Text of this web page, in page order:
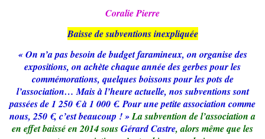
Coralie Pierre
Baisse de subventions inexpliquée
« On n’a pas besoin de budget faramineux, on organise des
expositions, on achète chaque année des gerbes pour les
commémorations, quelques boissons pour les pots de
l’association… Mais à l’heure actuelle, nos subventions sont
passées de 1 250 € à 1 000 €. Pour une petite association comme
nous, 250 €, c’est beaucoup ! »La subvention de l’association a
en effet baissé en 2014 sousGérard Castre, alors même que les